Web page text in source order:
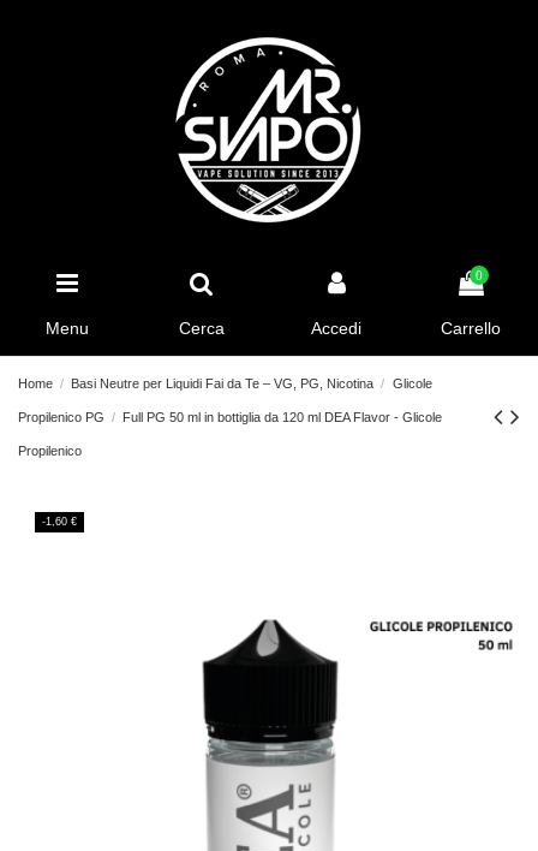
Menu Cerca Accedi
0
Carrello
Home Basi Neutre per Liquidi Fai da Te – VG, PG, Nicotina Glicole
Propilenico PG Full PG 50 ml in bottiglia da 120 ml DEA Flavor - Glicole
Propilenico
-1,60 €